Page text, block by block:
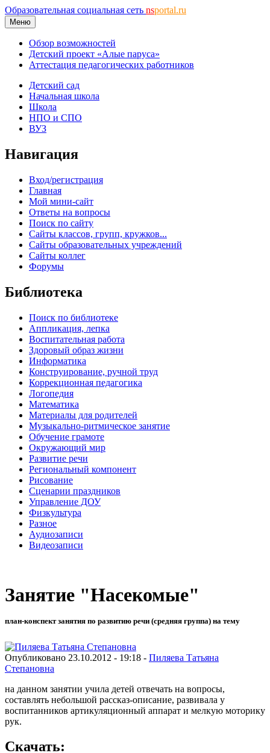
Образовательная социальная сеть nsportal.ru
Меню
Обзор возможностей
Детский проект «Алые паруса»
Аттестация педагогических работников
Детский сад
Начальная школа
Школа
НПО и СПО
ВУЗ
Навигация
Вход/регистрация
Главная
Мой мини-сайт
Ответы на вопросы
Поиск по сайту
Сайты классов, групп, кружков...
Сайты образовательных учреждений
Сайты коллег
Форумы
Библиотека
Поиск по библиотеке
Аппликация, лепка
Воспитательная работа
Здоровый образ жизни
Информатика
Конструирование, ручной труд
Коррекционная педагогика
Логопедия
Математика
Материалы для родителей
Музыкально-ритмическое занятие
Обучение грамоте
Окружающий мир
Развитие речи
Региональный компонент
Рисование
Сценарии праздников
Управление ДОУ
Физкультура
Разное
Аудиозаписи
Видеозаписи
Занятие "Насекомые"
план-конспект занятия по развитию речи (средняя группа) на тему
Опубликовано 23.10.2012 - 19:18 - Пиляева Татьяна
Степановна
на данном занятии учила детей отвечать на вопросы,
составлять небольшой рассказ-описание, развивала у
воспитанников артикуляционный аппарат и мелкую моторику
рук.
Скачать: